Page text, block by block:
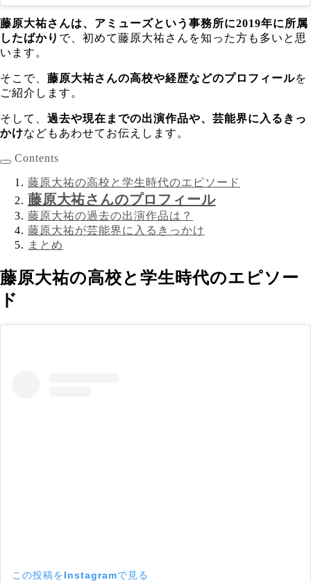
藤原大祐さんは、アミューズという事務所に2019年に所属
したばかり で、初めて藤原大祐さんを知った方も多いと思
います。
そこで、 藤原大祐さんの高校や経歴などのプロフィールを
ご紹介します。
そして、 過去や現在までの出演作品や、芸能界に入るきっ
かけなどもあわせてお伝えします。
Contents
藤原大祐の高校と学生時代のエピソード
藤原大祐さんのプロフィール
藤原大祐の過去の出演作品は？
藤原大祐が芸能界に入るきっかけ
まとめ
藤原大祐の高校と学生時代のエピソー
ド
この投稿をInstagramで見る